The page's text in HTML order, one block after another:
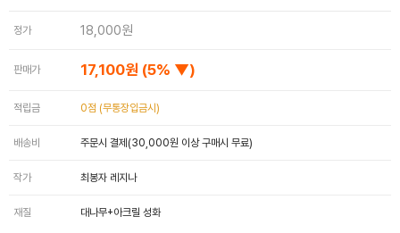
정가 18,000원
판매가 17,100원 (5% ▼)
적립금 0점 (무통장입금시)
배송비 주문시 결제(30,000원 이상 구매시 무료)
작가 최봉자 레지나
재질 대나무+아크릴 성화